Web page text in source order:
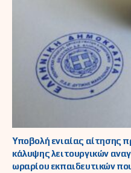
Υποβολή ενιαίας αίτησης
κάλυψης λειτουργικών
ωραρίου εκπαιδευτικών